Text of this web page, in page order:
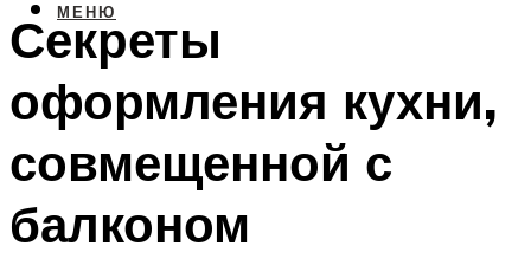
МЕНЮ
Секреты
оформления кухни,
совмещенной с
балконом